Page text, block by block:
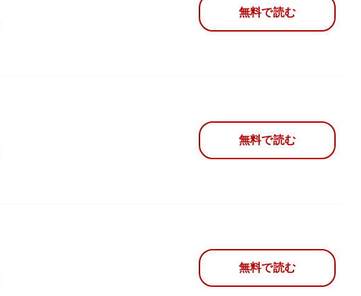
無料で読む
無料で読む
無料で読む